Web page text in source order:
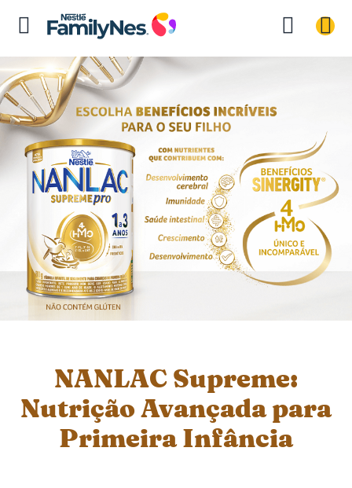
NANLAC Supreme:
Nutrição Avançada para
Primeira Infância